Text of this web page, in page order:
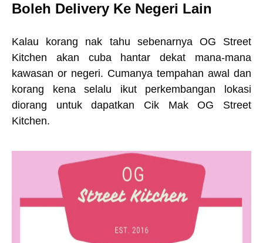
Boleh Delivery Ke Negeri Lain
Kalau korang nak tahu sebenarnya OG Street
Kitchen akan cuba hantar dekat mana-mana
kawasan or negeri. Cumanya tempahan awal dan
korang kena selalu ikut perkembangan lokasi
diorang untuk dapatkan Cik Mak OG Street
Kitchen.